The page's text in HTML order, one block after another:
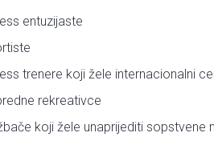
entuzijaste
trenere koji žele internacionalni
rekreativce
koji žele unaprijediti sopstvene